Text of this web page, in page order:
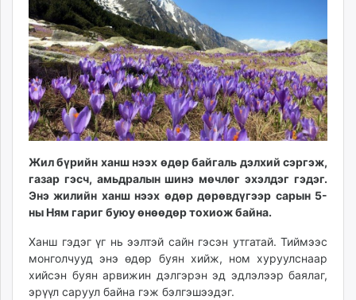
mnb.mn
Livetv.mn
Eguur.mn
24tsag.mn
shuud.mn
eagle.mn
ergelt.mn
today.mn
zuv.mn
mminfo.mn
unen.mn
asu.mn
Жил бүрийн ханш нээх өдөр байгаль дэлхий сэргэж,
газар гэсч, амьдралын шинэ мөчлөг эхэлдэг гэдэг.
Энэ жилийн ханш нээх өдөр дөрөвдүгээр сарын 5-
ны Ням гариг буюу өнөөдөр тохиож байна.
Ханш гэдэг үг нь ээлтэй сайн гэсэн утгатай. Тиймээс
монголчууд энэ өдөр буян хийж, ном хуруулснаар
хийсэн буян арвижин дэлгэрэн эд эдлэлээр баялаг,
эрүүл саруул байна гэж бэлгэшээдэг.